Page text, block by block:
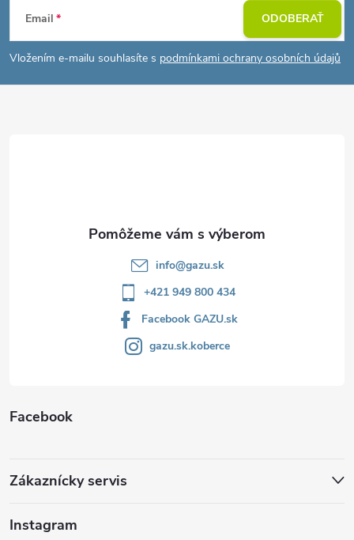
á
p
Email
Vložením e-mailu souhlasíte s podmínkami ochrany osobních údajů
ODOBERAŤ
info@gazu.sk
+421 949 800 434
Facebook GAZU.sk
gazu.sk.koberce
Facebook
Zákaznícky servis
Instagram